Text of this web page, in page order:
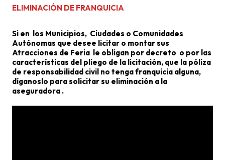
ELIMINACIÓN DE FRANQUICIA
Si en los Municipios, Ciudades o Comunidades
Autónomas que desee licitar o montar sus
Atracciones de Feria le obligan por decreto o por las
características del pliego de la licitación, que la póliza
de responsabilidad civil no tenga franquicia alguna,
díganoslo para solicitar su eliminación a la
aseguradora .